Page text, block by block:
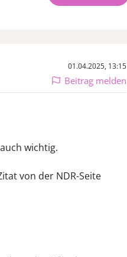
01.04.2025, 13:15
Beitrag melden
wichtig.
von der NDR-Seite